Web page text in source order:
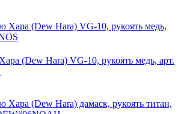
(Dew Hara) VG-10, рукоять медь, арт.